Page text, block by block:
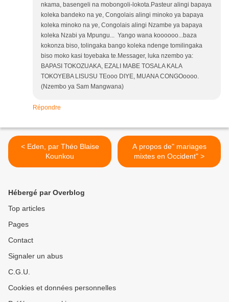
nkama, basengeli na mobongoli-lokota.Pasteur alingi bapaya
koleka bandeko na ye, Congolais alingi minoko ya bapaya
koleka minoko na ye, Congolais alingi Nzambe ya bapaya
koleka Nzabi ya Mpungu... Yango wana koooooo...baza
kokonza biso, tolingaka bango koleka ndenge tomilingaka
biso moko kasi toyebaka te.Messager, luka nzembo ya:
BAPASI TOKOZUAKA, EZALI MABE TOSALA KALA
TOKOYEBA LISUSU TEooo DIYE, MUANA CONGOoooo.
(Nzembo ya Sam Mangwana)
Répondre
< Eden, par Théo Blaise
Kounkou
A propos de" mariages
mixtes en Occident" >
Hébergé par Overblog
Top articles
Pages
Contact
Signaler un abus
C.G.U.
Cookies et données personnelles